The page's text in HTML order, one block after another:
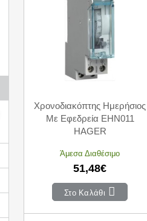
Χρονοδιακόπτης Ημερήσιος
Mε Εφεδρεία EHN011
HAGER
Άμεσα Διαθέσιμο
51,48€
Στο Καλάθι